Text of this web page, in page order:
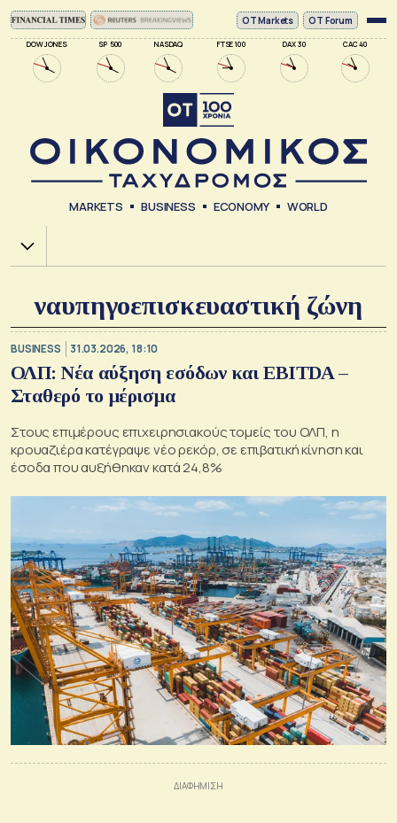
DOW JONES SP 500 NASDAQ FTSE 100 DAX 30 CAC 40
ΟΤ Markets OT Forum
MARKETS BUSINESS ECONOMY WORLD
Χ.Α.
ναυπηγοεπισκευαστική ζώνη
BUSINESS 31.03.2026, 18:10
ΟΛΠ: Νέα αύξηση εσόδων και EBITDA –
Σταθερό το μέρισμα
Στους επιμέρους επιχειρησιακούς τομείς του ΟΛΠ, η
κρουαζιέρα κατέγραψε νέο ρεκόρ, σε επιβατική κίνηση και
έσοδα που αυξήθηκαν κατά 24,8%